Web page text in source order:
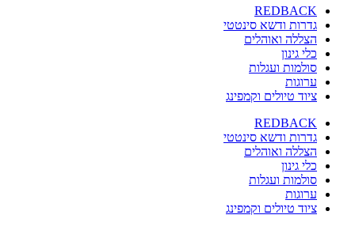
REDBACK
גדרות ודשא סינטטי
הצללה ואוהלים
כלי גינון
סולמות ועגלות
ערוגות
ציוד טיולים וקמפינג
REDBACK
גדרות ודשא סינטטי
הצללה ואוהלים
כלי גינון
סולמות ועגלות
ערוגות
ציוד טיולים וקמפינג